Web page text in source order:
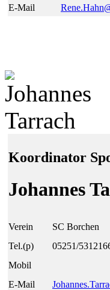
E-Mail
Koordinator
Johannes
Verein
SC Borchen
Tel.(p)
05251/
Mobil
E-Mail